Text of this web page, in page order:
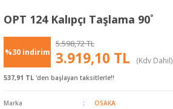
OPT 124 Kalıpçı Taşlama 90˚
%30 indirim
5.598,72 TL
3.919,10 TL (Kdv Dahil)
537,91 TL 'den başlayan taksitlerle!!
Marka
OSAKA